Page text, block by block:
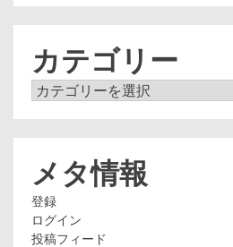
カテゴリー
カ
メタ情報
登録
ログイン
投稿フィード